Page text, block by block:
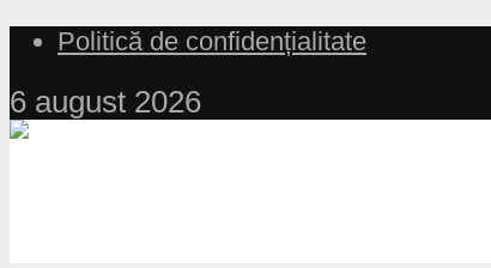
Politică de confidențialitate
6 august 2026